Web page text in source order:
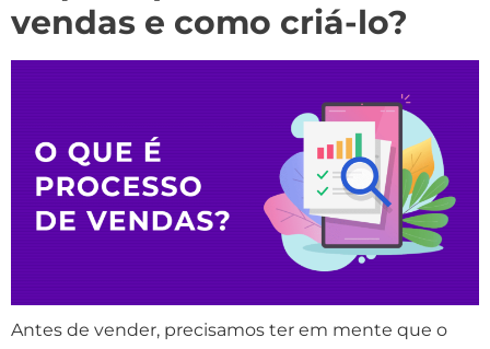
vendas e como criá-lo?
Antes de vender, precisamos ter em mente que o